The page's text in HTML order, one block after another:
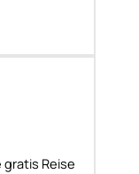
gratis Reise